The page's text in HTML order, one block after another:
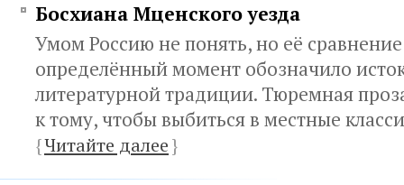
Босхиана Мценского уезда
Умом Россию не понять, но её
определённый момент обозначило
литературной традиции. Тюремная
к тому, чтобы выбиться в местные
{Читайте далее}